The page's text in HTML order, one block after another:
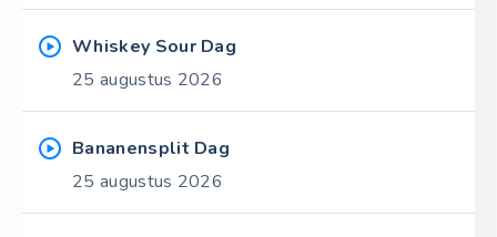
Whiskey Sour Dag
25 augustus 2026
Bananensplit Dag
25 augustus 2026